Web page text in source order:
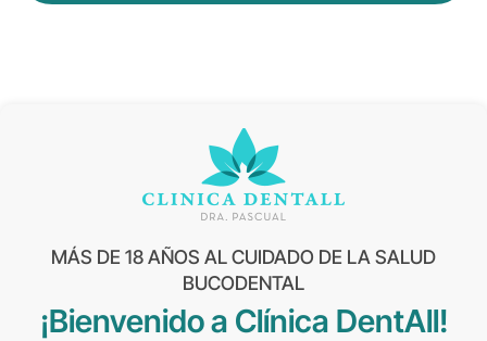
MÁS DE 18 AÑOS AL CUIDADO DE LA SALUD
BUCODENTAL
¡Bienvenido a Clínica DentAll!